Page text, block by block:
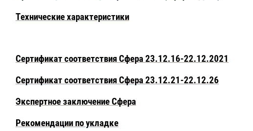
Технические характеристики
Сертификат соответствия Сфера 23.12.16-22.12.2021
Сертификат соответствия Сфера 23.12.21-22.12.26
Экспертное заключение Сфера
Рекомендации по укладке